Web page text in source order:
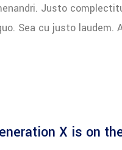
Justo
Sea cu justo laudem.
X is on